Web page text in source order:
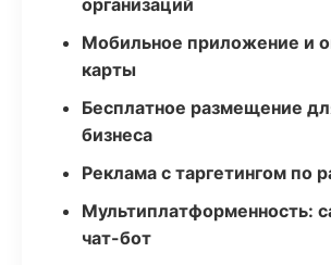
организаций
Мобильное приложение и
карты
Бесплатное размещение
бизнеса
Реклама с таргетингом по
Мультиплатформенность:
чат-бот